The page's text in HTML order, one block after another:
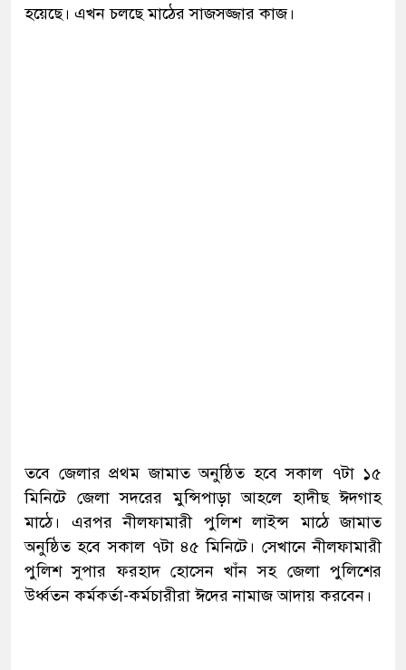
হয়েছে। এখন চলছে মাঠের সাজসজ্জার কাজ।
তবে জেলার প্রথম জামাত অনুষ্ঠিত হবে সকাল ৭টা ১৫
মিনিটে জেলা সদরের মুন্সিপাড়া আহলে হাদীছ ঈদগাহ
মাঠে। এরপর নীলফামারী পুলিশ লাইন্স মাঠে জামাত
অনুষ্ঠিত হবে সকাল ৭টা ৪৫ মিনিটে। সেখানে নীলফামারী
পুলিশ সুপার ফরহাদ হোসেন খাঁন সহ জেলা পুলিশের
উর্ধ্বতন কর্মকর্তা-কর্মচারীরা ঈদের নামাজ আদায় করবেন।